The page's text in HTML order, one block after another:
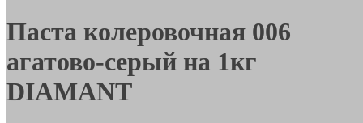
Паста колеровочная 006
агатово-серый на 1кг
DIAMANT